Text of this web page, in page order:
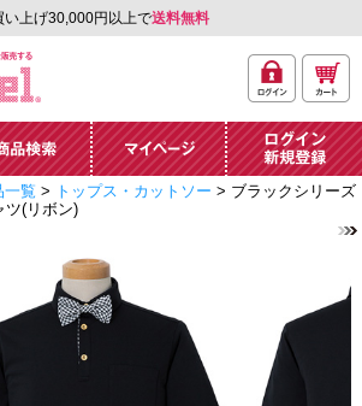
い上げ30,000円以上で送料無料
ー
.
イン
ト
索 マイページ
ログイン・新規
一覧 > トップス・カットソー > ブラックシリーズ
ツ(リボン)